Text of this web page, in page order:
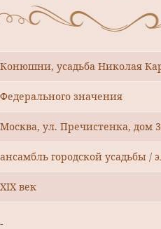
Конюшни, усадьба Николая
Федерального значения
Москва, ул. Пречистенка, дом
ансамбль городской усадьбы /
XIX век
-